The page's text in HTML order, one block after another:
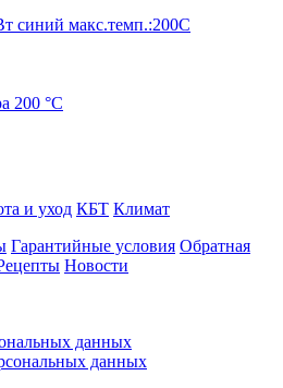
синий макс.темп.:200С
200 °С
и уход КБТ Климат
Гарантийные условия Обратная
Новости
данных
данных